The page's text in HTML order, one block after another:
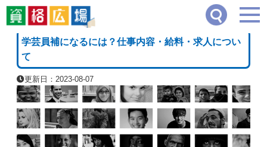
資格広場≫ その他の資格一覧・職業一覧 学芸員補になるには？仕事内容・給料・
[PR]
学芸員補になるには？仕事内容・給料・求人につい
て
更新日：2023-08-07